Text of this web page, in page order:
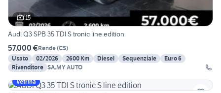
15
Audi Q3 SPB 35 TDI S tronic line edition
57.000 €Rende(CS)
Usato
02/2026 2600 Km Diesel Sequenziale
Euro 6
Rivenditore SA.MY AUTO
Vetrina